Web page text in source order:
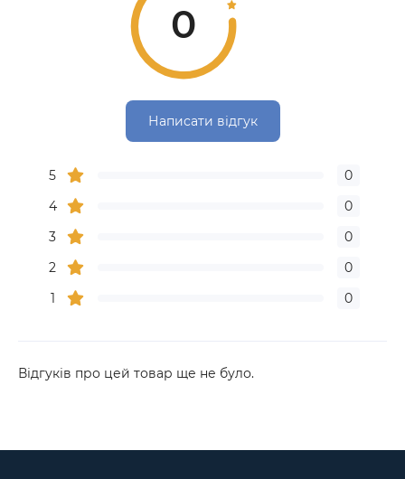
0
Написати відгук
5
0
4
0
3
0
2
0
1
0
Відгуків про цей товар ще не було.